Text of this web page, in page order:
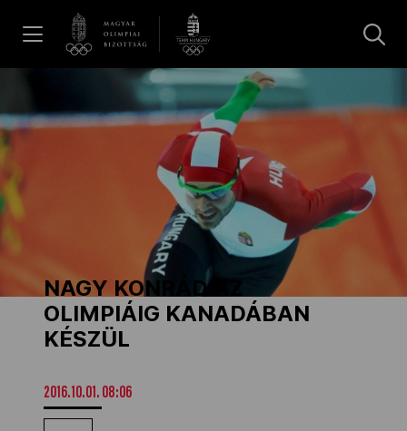
Los Angeles 2028
NAGY KONRÁD AZ
OLIMPIÁIG KANADÁBAN
KÉSZÜL
2016.10.01. 08:06